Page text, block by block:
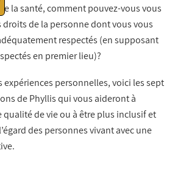
la santé, comment pouvez-vous vous
droits de la personne dont vous vous
respectés (en supposant
en premier lieu)?
expériences personnelles, voici les sept
de Phyllis qui vous aideront à
qualité de vie ou à être plus inclusif et
des personnes vivant avec une